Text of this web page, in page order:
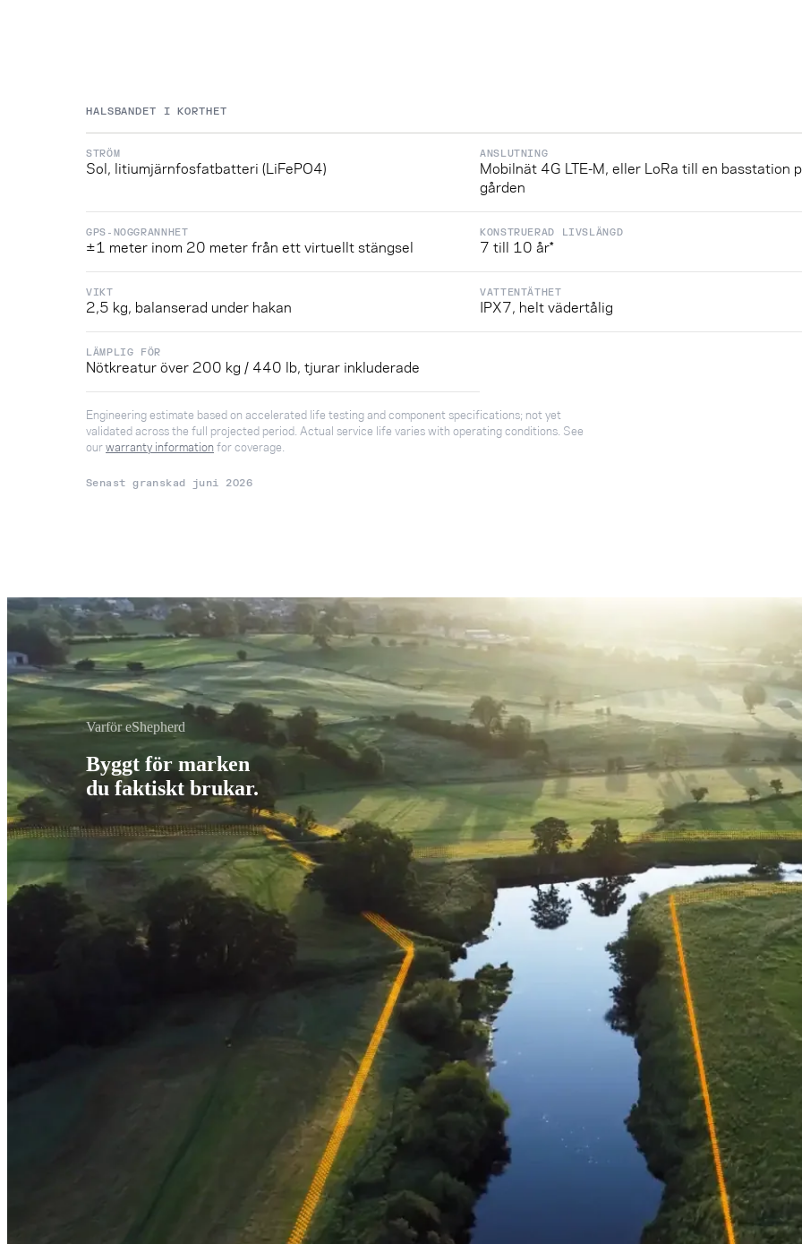
HALSBANDET I KORTHET
STRÖM
Sol, litiumjärnfosfatbatteri (LiFePO4)
ANSLUTNING
Mobilnät 4G LTE-M, eller LoRa till en basstation
gården
GPS-NOGGRANNHET
±1 meter inom 20 meter från ett virtuellt stängsel
KONSTRUERAD LIVSLÄNGD
7 till 10 år*
VIKT
2,5 kg, balanserad under hakan
VATTENTÄTHET
IPX7, helt vädertålig
LÄMPLIG FÖR
Nötkreatur över 200 kg / 440 lb, tjurar inkluderade
Engineering estimate based on accelerated life testing and component specifications; not yet
validated across the full projected period. Actual service life varies with operating conditions. See
ourwarranty information for coverage.
Senast granskad juni 2026
Varför eShepherd
Byggt för marken
du faktiskt brukar.